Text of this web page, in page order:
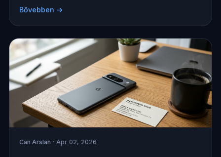
Bővebben →
Can Arslan · Apr 02, 2026